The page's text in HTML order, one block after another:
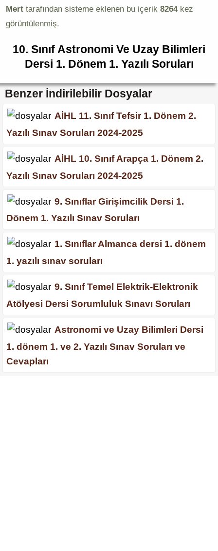
Mert tarafından sisteme eklenen bu içerik 8264kez
görüntülenmiş.
10. Sınıf Astronomi Ve Uzay Bilimleri
Dersi 1. Dönem 1. Yazılı Soruları
Benzer İndirilebilir Dosyalar
AİHL 11. Sınıf Tefsir 1. Dönem 2.
Yazılı Sınav Soruları 2024-2025
AİHL 10. Sınıf Arapça 1. Dönem 2.
Yazılı Sınav Soruları 2024-2025
9. Sınıflar Girişimcilik Dersi 1.
Dönem 1. Yazılı Sınav Soruları
1. Sınıflar Almanca dersi 1. dönem
1. yazılı sınav soruları
9. Sınıf Temel Elektrik-Elektronik
Atölyesi Dersi Sorumluluk Sınavı Soruları
Astronomi ve Uzay Bilimleri Dersi
1. dönem 1. ve 2. Yazılı Sınav Soruları ve
Cevapları